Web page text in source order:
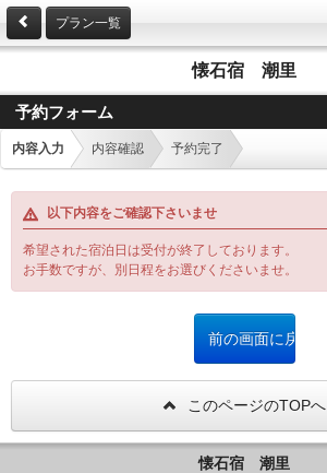
プラン一覧
懐石宿 潮里
予約フォーム
内容入力 内容確認 予約完了
以下内容をご確認下さいませ
希望された宿泊日は受付が終了しております。
お手数ですが、別日程をお選びくださいませ。
このページのTOPへ
懐石宿 潮里